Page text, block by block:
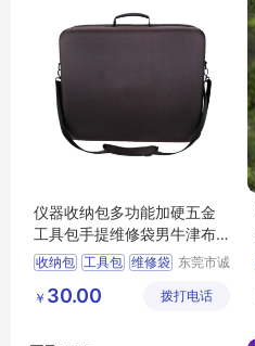
仪器收纳包多功能加硬五金
工具包手提维修袋男牛津布
手电钻收纳箱
收纳包 工具包 维修袋 东莞市诚
限公司
￥ 30.00 拨打电话